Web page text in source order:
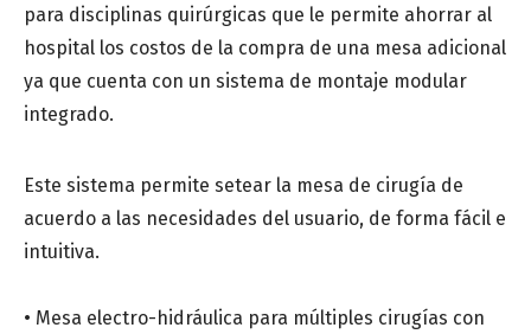
Correo*
Número de teléfono
para disciplinas quirúrgicas que le permite ahorrar al
hospital los costos de la compra de una mesa adicional
ya que cuenta con un sistema de montaje modular
integrado.
Este sistema permite setear la mesa de cirugía de
acuerdo a las necesidades del usuario, de forma fácil e
intuitiva.
• Mesa electro-hidráulica para múltiples cirugías con